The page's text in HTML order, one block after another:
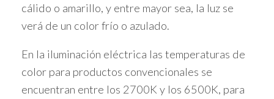
cálido o amarillo, y entre mayor sea, la luz se
verá de un color frío o azulado.
En la iluminación eléctrica las temperaturas de
color para productos convencionales se
encuentran entre los 2700K y los 6500K, para